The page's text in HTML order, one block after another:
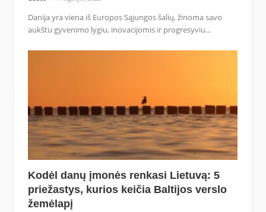
Danija yra viena iš Europos Sąjungos šalių, žinoma savo
aukštu gyvenimo lygiu, inovacijomis ir progresyviu...
Kodėl danų įmonės renkasi Lietuvą: 5
priežastys, kurios keičia Baltijos verslo
žemėlapį